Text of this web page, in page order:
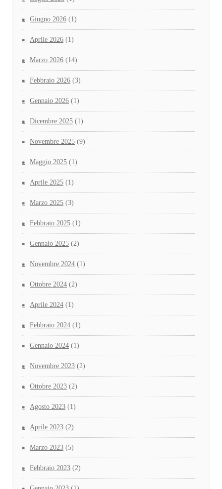
Giugno 2026 (1)
Aprile 2026 (1)
Marzo 2026 (14)
Febbraio 2026 (3)
Gennaio 2026 (1)
Dicembre 2025 (1)
Novembre 2025 (9)
Maggio 2025 (1)
Aprile 2025 (1)
Marzo 2025 (3)
Febbraio 2025 (1)
Gennaio 2025 (2)
Novembre 2024 (1)
Ottobre 2024 (2)
Aprile 2024 (1)
Febbraio 2024 (1)
Gennaio 2024 (1)
Novembre 2023 (2)
Ottobre 2023 (2)
Agosto 2023 (1)
Aprile 2023 (2)
Marzo 2023 (5)
Febbraio 2023 (2)